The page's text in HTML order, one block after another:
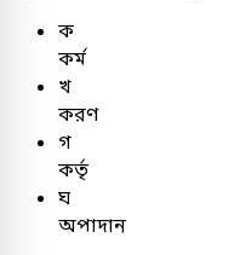
ক
কর্ম
খ
করণ
গ
কর্তৃ
ঘ
অপাদান